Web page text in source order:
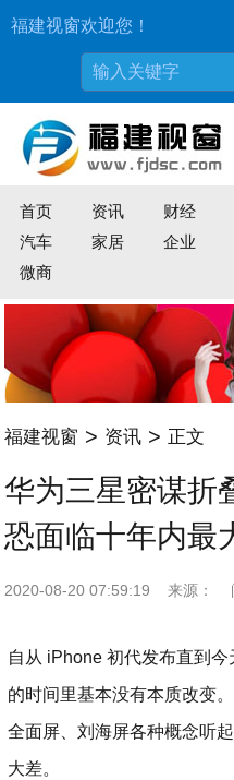
福建视窗欢迎您！
首页 资讯 财经
汽车
家居 企业
微商
福建视窗 > 资讯 > 正文
华为三星密谋折
恐面临十年内最
2020-08-20 07:59:19 来源：
自从 iPhone 初代发布直到
的时间里基本没有本质改变
全面屏、刘海屏各种概念听
大差。